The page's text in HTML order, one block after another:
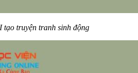
tạo truyện tranh sinh động